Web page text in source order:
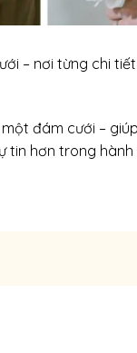
– nơi từng chi
đám cưới –
tin hơn trong